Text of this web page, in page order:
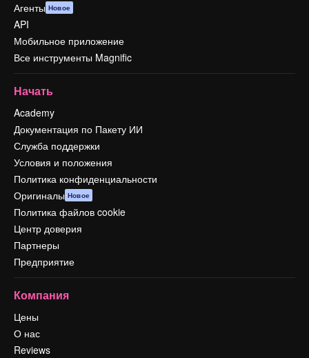
Агенты Новое
API
Мобильное приложение
Все инструменты Magnific
Начать
Academy
Документация по Пакету ИИ
Служба поддержки
Условия и положения
Политика конфиденциальности
Оригиналы Новое
Политика файлов cookie
Центр доверия
Партнеры
Предприятие
Компания
Цены
О нас
Reviews